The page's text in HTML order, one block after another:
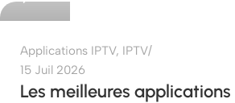
Applications IPTV, IPTV
15 Juil 2026
Les meilleures